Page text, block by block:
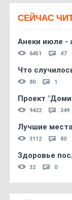
СЕЙЧАС
Анеки июле -
6451 47
Что
80 1
Проект
9422 349
Лучшие
3112 80
Здоровье
32 0